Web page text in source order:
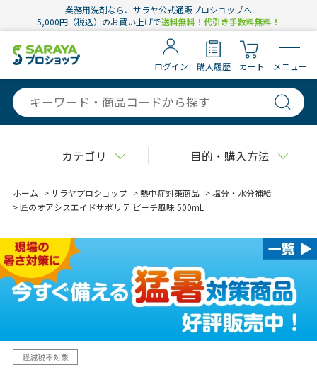
業務用洗剤なら、サラヤ公式通販プロショップへ
5,000円（税込）のお買い上げで送料無料！代引き手数料無料！
ログイン 購入履歴 カート メニュー
カテゴリ 目的・購入方法
ホーム >サラヤプロショップ >熱中症対策商品 >塩分・水分補給
>匠のオアシスエイドサポリテ ピーチ風味 500mL